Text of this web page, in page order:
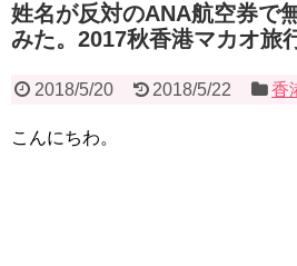
姓名が反対のANA航空券で
みた。2017秋香港マカオ旅
2018/5/20 2018/5/22 香
こんにちわ。